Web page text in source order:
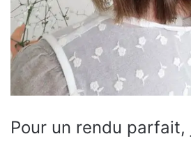
Pour un rendu parfait,